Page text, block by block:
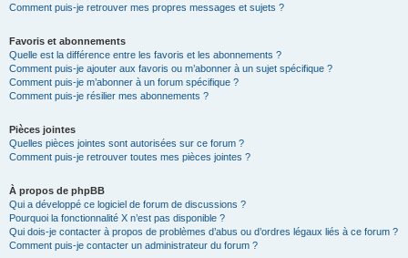
Comment puis-je retrouver mes propres messages et sujets ?
Favoris et abonnements
Quelle est la différence entre les favoris et les abonnements ?
Comment puis-je ajouter aux favoris ou m’abonner à un sujet spécifique ?
Comment puis-je m’abonner à un forum spécifique ?
Comment puis-je résilier mes abonnements ?
Pièces jointes
Quelles pièces jointes sont autorisées sur ce forum ?
Comment puis-je retrouver toutes mes pièces jointes ?
À propos de phpBB
Qui a développé ce logiciel de forum de discussions ?
Pourquoi la fonctionnalité X n’est pas disponible ?
Qui dois-je contacter à propos de problèmes d’abus ou d’ordres légaux liés à ce forum ?
Comment puis-je contacter un administrateur du forum ?